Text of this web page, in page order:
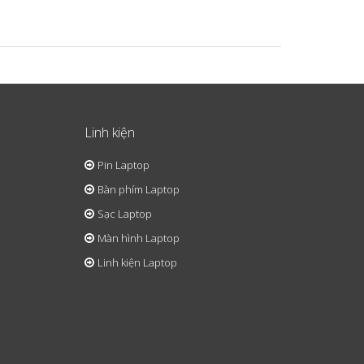
Linh kiện
Pin Laptop
Bàn phím Laptop
Sạc Laptop
Màn hình Laptop
Linh kiện Laptop